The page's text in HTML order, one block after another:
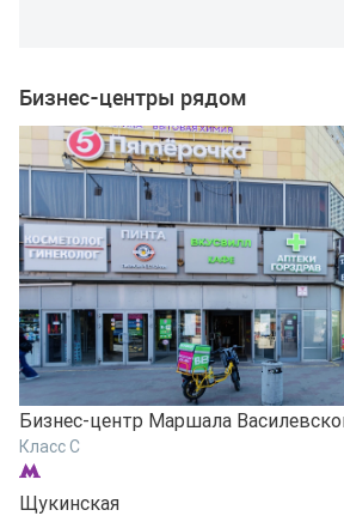
Бизнес-центры рядом
Бизнес-центр Маршала
Класс C
Щукинская